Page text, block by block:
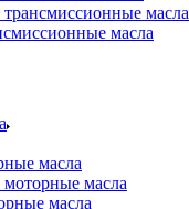
масла
масла
масла
масла
масла